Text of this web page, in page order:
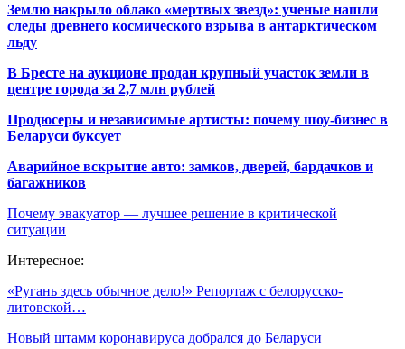
Землю накрыло облако «мертвых звезд»: ученые нашли
следы древнего космического взрыва в антарктическом
льду
В Бресте на аукционе продан крупный участок земли в
центре города за 2,7 млн рублей
Продюсеры и независимые артисты: почему шоу-бизнес в
Беларуси буксует
Аварийное вскрытие авто: замков, дверей, бардачков и
багажников
Почему эвакуатор — лучшее решение в критической
ситуации
Интересное:
«Ругань здесь обычное дело!» Репортаж с белорусско-
литовской…
Новый штамм коронавируса добрался до Беларуси